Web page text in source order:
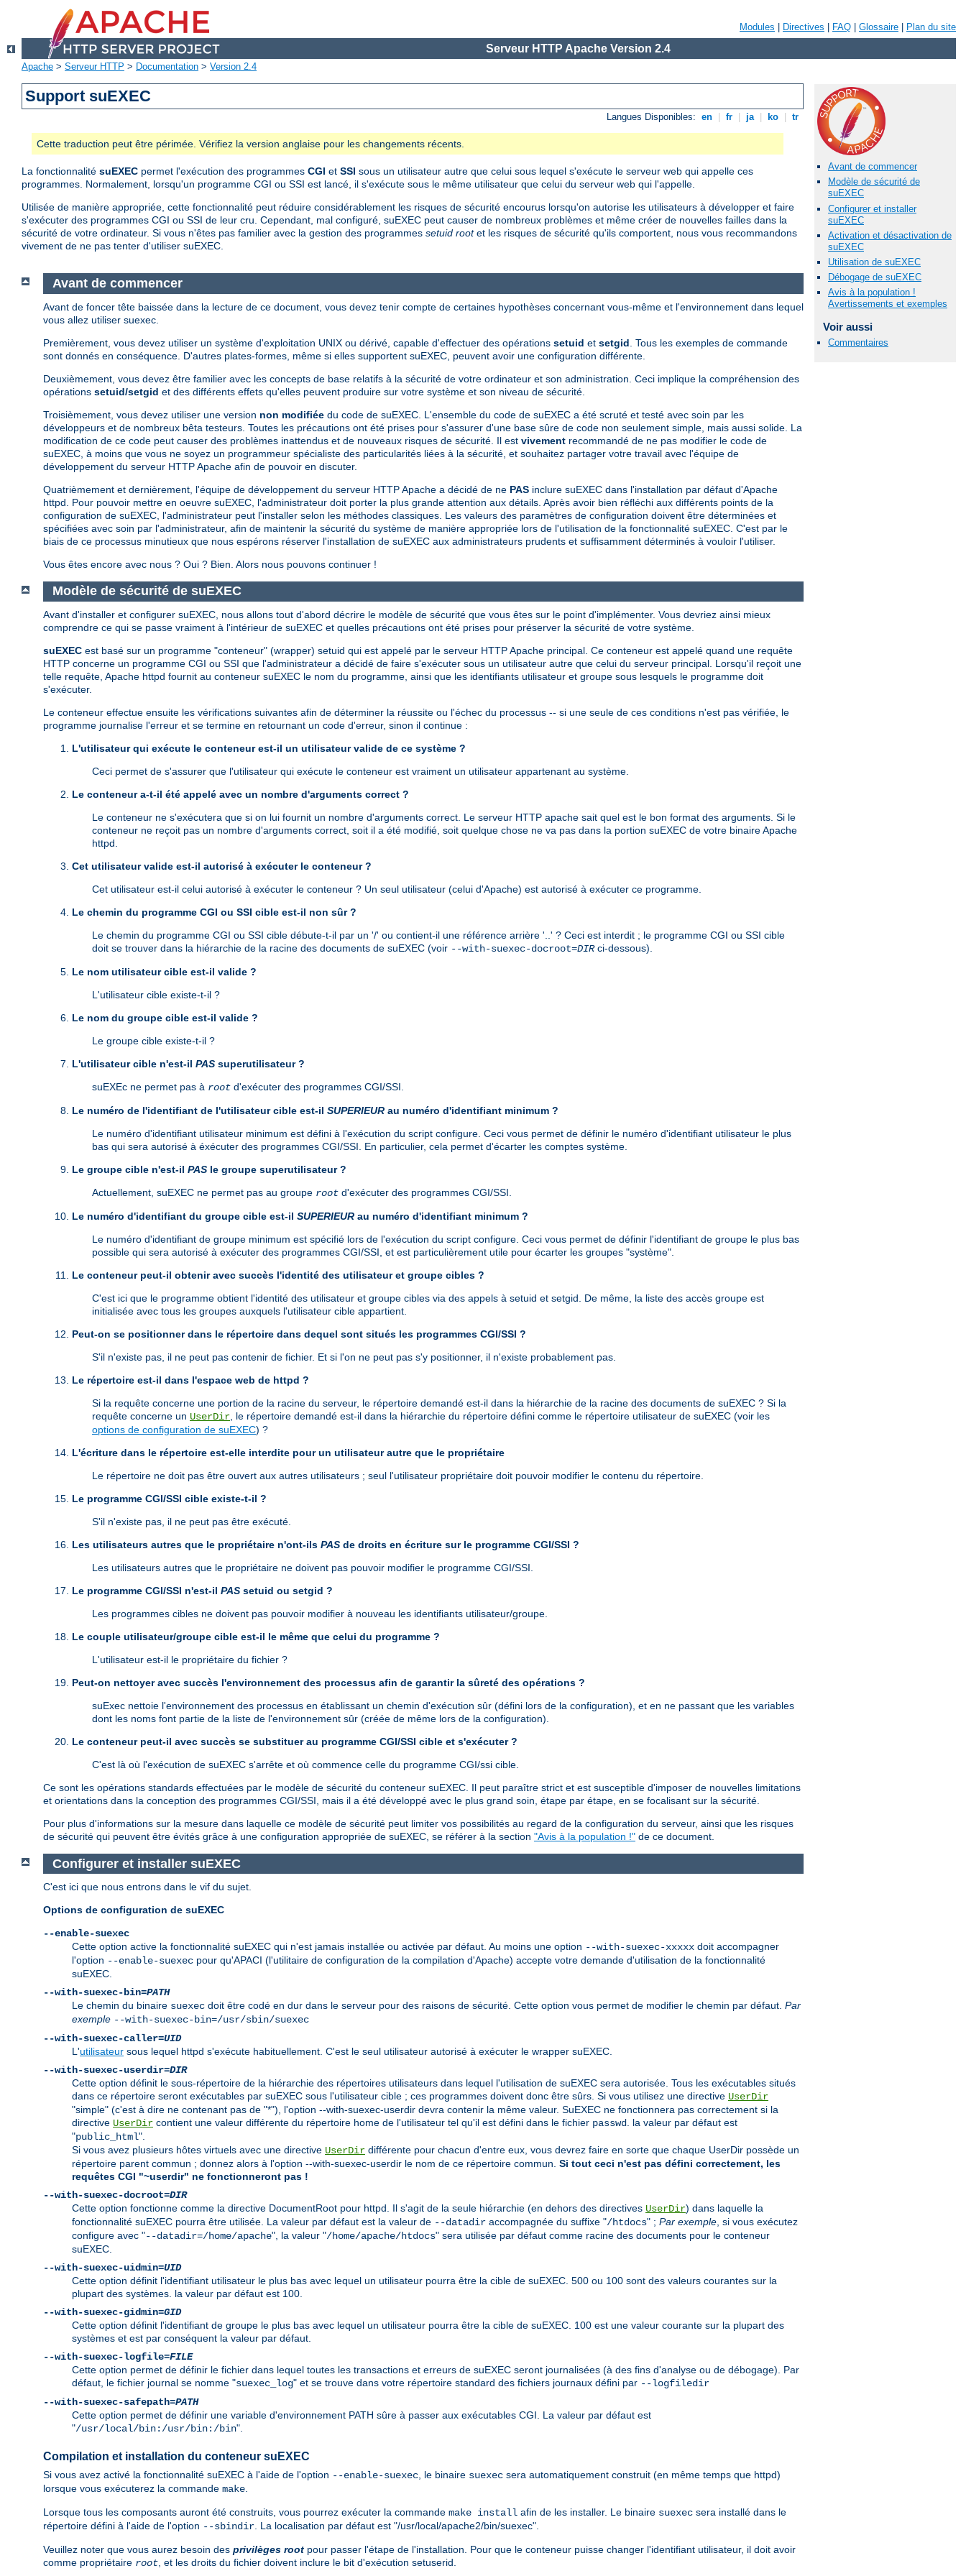
Modules Directives FAQ Glossaire Plan du site
Serveur HTTP Apache Version 2.4
Apache > Serveur HTTP > Documentation > Version 2.4
Support suEXEC
Langues Disponibles: en fr ja ko tr
Cette traduction peut être périmée. Vérifiez la version anglaise pour les changements récents.
La fonctionnalité suEXEC permet l'exécution des programmes CGI et SSI sous un utilisateur autre que celui sous lequel s'exécute le serveur web qui appelle ces
programmes. Normalement, lorsqu'un programme CGI ou SSI est lancé, il s'exécute sous le même utilisateur que celui du serveur web qui l'appelle.
Utilisée de manière appropriée, cette fonctionnalité peut réduire considérablement les risques de sécurité encourus lorsqu'on autorise les utilisateurs à développer et faire
s'exécuter des programmes CGI ou SSI de leur cru. Cependant, mal configuré, suEXEC peut causer de nombreux problèmes et même créer de nouvelles failles dans la
sécurité de votre ordinateur. Si vous n'êtes pas familier avec la gestion des programmes setuid rootet les risques de sécurité qu'ils comportent, nous vous recommandons
vivement de ne pas tenter d'utiliser suEXEC.
Avant de commencer
Modèle de sécurité de
suEXEC
Configurer et installer
suEXEC
Activation et désactivation de
suEXEC
Utilisation de suEXEC
Débogage de suEXEC
Avis à la population !
Avertissements et exemples
Voir aussi
Commentaires
Avant de commencer
Avant de foncer tête baissée dans la lecture de ce document, vous devez tenir compte de certaines hypothèses concernant vous-même et l'environnement dans lequel
vous allez utiliser suexec.
Premièrement, vous devez utiliser un système d'exploitation UNIX ou dérivé, capable d'effectuer des opérations setuid et setgid . Tous les exemples de commande
sont donnés en conséquence. D'autres plates-formes, même si elles supportent suEXEC, peuvent avoir une configuration différente.
Deuxièmement, vous devez être familier avec les concepts de base relatifs à la sécurité de votre ordinateur et son administration. Ceci implique la compréhension des
opérations setuid/setgid et des différents effets qu'elles peuvent produire sur votre système et son niveau de sécurité.
Troisièmement, vous devez utiliser une version non modifiée du code de suEXEC. L'ensemble du code de suEXEC a été scruté et testé avec soin par les
développeurs et de nombreux bêta testeurs. Toutes les précautions ont été prises pour s'assurer d'une base sûre de code non seulement simple, mais aussi solide. La
modification de ce code peut causer des problèmes inattendus et de nouveaux risques de sécurité. Il est vivement recommandé de ne pas modifier le code de
suEXEC, à moins que vous ne soyez un programmeur spécialiste des particularités liées à la sécurité, et souhaitez partager votre travail avec l'équipe de
développement du serveur HTTP Apache afin de pouvoir en discuter.
Quatrièmement et dernièrement, l'équipe de développement du serveur HTTP Apache a décidé de ne PAS inclure suEXEC dans l'installation par défaut d'Apache
httpd. Pour pouvoir mettre en oeuvre suEXEC, l'administrateur doit porter la plus grande attention aux détails. Après avoir bien réfléchi aux différents points de la
configuration de suEXEC, l'administrateur peut l'installer selon les méthodes classiques. Les valeurs des paramètres de configuration doivent être déterminées et
spécifiées avec soin par l'administrateur, afin de maintenir la sécurité du système de manière appropriée lors de l'utilisation de la fonctionnalité suEXEC. C'est par le
biais de ce processus minutieux que nous espérons réserver l'installation de suEXEC aux administrateurs prudents et suffisamment déterminés à vouloir l'utiliser.
Vous êtes encore avec nous ? Oui ? Bien. Alors nous pouvons continuer !
Modèle de sécurité de suEXEC
Avant d'installer et configurer suEXEC, nous allons tout d'abord décrire le modèle de sécurité que vous êtes sur le point d'implémenter. Vous devriez ainsi mieux
comprendre ce qui se passe vraiment à l'intérieur de suEXEC et quelles précautions ont été prises pour préserver la sécurité de votre système.
suEXEC est basé sur un programme "conteneur" (wrapper) setuid qui est appelé par le serveur HTTP Apache principal. Ce conteneur est appelé quand une requête
HTTP concerne un programme CGI ou SSI que l'administrateur a décidé de faire s'exécuter sous un utilisateur autre que celui du serveur principal. Lorsqu'il reçoit une
telle requête, Apache httpd fournit au conteneur suEXEC le nom du programme, ainsi que les identifiants utilisateur et groupe sous lesquels le programme doit
s'exécuter.
Le conteneur effectue ensuite les vérifications suivantes afin de déterminer la réussite ou l'échec du processus -- si une seule de ces conditions n'est pas vérifiée, le
programme journalise l'erreur et se termine en retournant un code d'erreur, sinon il continue :
L'utilisateur qui exécute le conteneur est-il un utilisateur valide de ce système ?
Ceci permet de s'assurer que l'utilisateur qui exécute le conteneur est vraiment un utilisateur appartenant au système.
Le conteneur a-t-il été appelé avec un nombre d'arguments correct ?
Le conteneur ne s'exécutera que si on lui fournit un nombre d'arguments correct. Le serveur HTTP apache sait quel est le bon format des arguments. Si le
conteneur ne reçoit pas un nombre d'arguments correct, soit il a été modifié, soit quelque chose ne va pas dans la portion suEXEC de votre binaire Apache
httpd.
Cet utilisateur valide est-il autorisé à exécuter le conteneur ?
Cet utilisateur est-il celui autorisé à exécuter le conteneur ? Un seul utilisateur (celui d'Apache) est autorisé à exécuter ce programme.
Le chemin du programme CGI ou SSI cible est-il non sûr ?
Le chemin du programme CGI ou SSI cible débute-t-il par un '/' ou contient-il une référence arrière '..' ? Ceci est interdit ; le programme CGI ou SSI cible
doit se trouver dans la hiérarchie de la racine des documents de suEXEC (voir --with-suexec-docroot=DIRci-dessous).
Le nom utilisateur cible est-il valide ?
L'utilisateur cible existe-t-il ?
Le nom du groupe cible est-il valide ?
Le groupe cible existe-t-il ?
L'utilisateur cible n'est-il PAS superutilisateur ?
suEXEc ne permet pas à root d'exécuter des programmes CGI/SSI.
Le numéro de l'identifiant de l'utilisateur cible est-il SUPERIEUR au numéro d'identifiant minimum ?
Le numéro d'identifiant utilisateur minimum est défini à l'exécution du script configure. Ceci vous permet de définir le numéro d'identifiant utilisateur le plus
bas qui sera autorisé à éxécuter des programmes CGI/SSI. En particulier, cela permet d'écarter les comptes système.
Le groupe cible n'est-il PAS le groupe superutilisateur ?
Actuellement, suEXEC ne permet pas au groupe root d'exécuter des programmes CGI/SSI.
Le numéro d'identifiant du groupe cible est-il SUPERIEUR au numéro d'identifiant minimum ?
Le numéro d'identifiant de groupe minimum est spécifié lors de l'exécution du script configure. Ceci vous permet de définir l'identifiant de groupe le plus bas
possible qui sera autorisé à exécuter des programmes CGI/SSI, et est particulièrement utile pour écarter les groupes "système".
Le conteneur peut-il obtenir avec succès l'identité des utilisateur et groupe cibles ?
C'est ici que le programme obtient l'identité des utilisateur et groupe cibles via des appels à setuid et setgid. De même, la liste des accès groupe est
initialisée avec tous les groupes auxquels l'utilisateur cible appartient.
Peut-on se positionner dans le répertoire dans dequel sont situés les programmes CGI/SSI ?
S'il n'existe pas, il ne peut pas contenir de fichier. Et si l'on ne peut pas s'y positionner, il n'existe probablement pas.
Le répertoire est-il dans l'espace web de httpd ?
Si la requête concerne une portion de la racine du serveur, le répertoire demandé est-il dans la hiérarchie de la racine des documents de suEXEC ? Si la
requête concerne un UserDir , le répertoire demandé est-il dans la hiérarchie du répertoire défini comme le répertoire utilisateur de suEXEC (voir les
options de configuration de suEXEC) ?
L'écriture dans le répertoire est-elle interdite pour un utilisateur autre que le propriétaire
Le répertoire ne doit pas être ouvert aux autres utilisateurs ; seul l'utilisateur propriétaire doit pouvoir modifier le contenu du répertoire.
Le programme CGI/SSI cible existe-t-il ?
S'il n'existe pas, il ne peut pas être exécuté.
Les utilisateurs autres que le propriétaire n'ont-ils PAS de droits en écriture sur le programme CGI/SSI ?
Les utilisateurs autres que le propriétaire ne doivent pas pouvoir modifier le programme CGI/SSI.
Le programme CGI/SSI n'est-il PAS setuid ou setgid ?
Les programmes cibles ne doivent pas pouvoir modifier à nouveau les identifiants utilisateur/groupe.
Le couple utilisateur/groupe cible est-il le même que celui du programme ?
L'utilisateur est-il le propriétaire du fichier ?
Peut-on nettoyer avec succès l'environnement des processus afin de garantir la sûreté des opérations ?
suExec nettoie l'environnement des processus en établissant un chemin d'exécution sûr (défini lors de la configuration), et en ne passant que les variables
dont les noms font partie de la liste de l'environnement sûr (créée de même lors de la configuration).
Le conteneur peut-il avec succès se substituer au programme CGI/SSI cible et s'exécuter ?
C'est là où l'exécution de suEXEC s'arrête et où commence celle du programme CGI/ssi cible.
Ce sont les opérations standards effectuées par le modèle de sécurité du conteneur suEXEC. Il peut paraître strict et est susceptible d'imposer de nouvelles limitations
et orientations dans la conception des programmes CGI/SSI, mais il a été développé avec le plus grand soin, étape par étape, en se focalisant sur la sécurité.
Pour plus d'informations sur la mesure dans laquelle ce modèle de sécurité peut limiter vos possibilités au regard de la configuration du serveur, ainsi que les risques
de sécurité qui peuvent être évités grâce à une configuration appropriée de suEXEC, se référer à la section "Avis à la population !" de ce document.
Configurer et installer suEXEC
C'est ici que nous entrons dans le vif du sujet.
Options de configuration de suEXEC
--enable-suexec
Cette option active la fonctionnalité suEXEC qui n'est jamais installée ou activée par défaut. Au moins une option --with-suexec-xxxxx doit accompagner
l'option --enable-suexec pour qu'APACI (l'utilitaire de configuration de la compilation d'Apache) accepte votre demande d'utilisation de la fonctionnalité
suEXEC.
--with-suexec-bin=PATH
Le chemin du binaire suexec doit être codé en dur dans le serveur pour des raisons de sécurité. Cette option vous permet de modifier le chemin par défaut. Par
exemple --with-suexec-bin=/usr/sbin/suexec
--with-suexec-caller=UID
L'utilisateur sous lequel httpd s'exécute habituellement. C'est le seul utilisateur autorisé à exécuter le wrapper suEXEC.
--with-suexec-userdir=DIR
Cette option définit le sous-répertoire de la hiérarchie des répertoires utilisateurs dans lequel l'utilisation de suEXEC sera autorisée. Tous les exécutables situés
dans ce répertoire seront exécutables par suEXEC sous l'utilisateur cible ; ces programmes doivent donc être sûrs. Si vous utilisez une directive UserDir
"simple" (c'est à dire ne contenant pas de "*"), l'option --with-suexec-userdir devra contenir la même valeur. SuEXEC ne fonctionnera pas correctement si la
directive UserDir contient une valeur différente du répertoire home de l'utilisateur tel qu'il est défini dans le fichier passwd. la valeur par défaut est
"public_html".
Si vous avez plusieurs hôtes virtuels avec une directive UserDir différente pour chacun d'entre eux, vous devrez faire en sorte que chaque UserDir possède un
répertoire parent commun ; donnez alors à l'option --with-suexec-userdir le nom de ce répertoire commun. Si tout ceci n'est pas défini correctement, les
requêtes CGI "~userdir" ne fonctionneront pas !
--with-suexec-docroot=DIR
Cette option fonctionne comme la directive DocumentRoot pour httpd. Il s'agit de la seule hiérarchie (en dehors des directives UserDir) dans laquelle la
fonctionnalité suEXEC pourra être utilisée. La valeur par défaut est la valeur de --datadir accompagnée du suffixe "/htdocs" ; Par exemple, si vous exécutez
configure avec "--datadir=/home/apache", la valeur "/home/apache/htdocs" sera utilisée par défaut comme racine des documents pour le conteneur
suEXEC.
--with-suexec-uidmin=UID
Cette option définit l'identifiant utilisateur le plus bas avec lequel un utilisateur pourra être la cible de suEXEC. 500 ou 100 sont des valeurs courantes sur la
plupart des systèmes. la valeur par défaut est 100.
--with-suexec-gidmin=GID
Cette option définit l'identifiant de groupe le plus bas avec lequel un utilisateur pourra être la cible de suEXEC. 100 est une valeur courante sur la plupart des
systèmes et est par conséquent la valeur par défaut.
--with-suexec-logfile=FILE
Cette option permet de définir le fichier dans lequel toutes les transactions et erreurs de suEXEC seront journalisées (à des fins d'analyse ou de débogage). Par
défaut, le fichier journal se nomme "suexec_log" et se trouve dans votre répertoire standard des fichiers journaux défini par --logfiledir
--with-suexec-safepath=PATH
Cette option permet de définir une variable d'environnement PATH sûre à passer aux exécutables CGI. La valeur par défaut est
"/usr/local/bin:/usr/bin:/bin".
Compilation et installation du conteneur suEXEC
Si vous avez activé la fonctionnalité suEXEC à l'aide de l'option --enable-suexec , le binaire suexec sera automatiquement construit (en même temps que httpd)
lorsque vous exécuterez la commande make
Lorsque tous les composants auront été construits, vous pourrez exécuter la commande make install afin de les installer. Le binaire suexec sera installé dans le
répertoire défini à l'aide de l'option --sbindir . La localisation par défaut est "/usr/local/apache2/bin/suexec".
Veuillez noter que vous aurez besoin des privilèges root pour passer l'étape de l'installation. Pour que le conteneur puisse changer l'identifiant utilisateur, il doit avoir
comme propriétaire root , et les droits du fichier doivent inclure le bit d'exécution setuserid.